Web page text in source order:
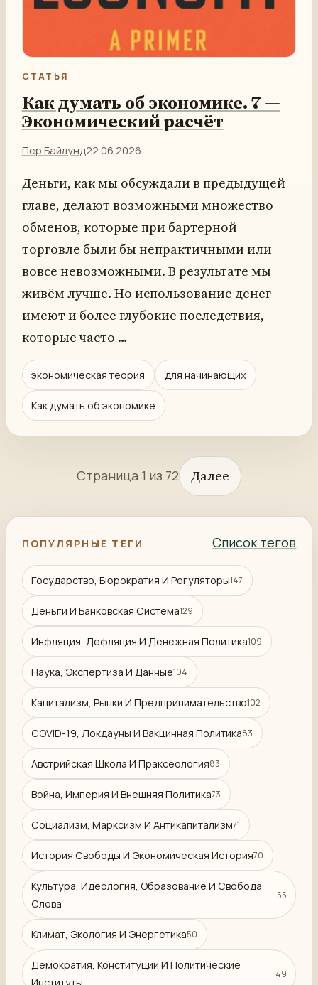
СТАТЬЯ
Как думать об экономике. 7 —
Экономический расчёт
Пер Байлунд22.06.2026
Деньги, как мы обсуждали в предыдущей
главе, делают возможными множество
обменов, которые при бартерной
торговле были бы непрактичными или
вовсе невозможными. В результате мы
живём лучше. Но использование денег
имеют и более глубокие последствия,
которые часто …
экономическая теория для начинающих
Как думать об экономике
Страница 1 из 72 Далее
ПОПУЛЯРНЫЕ ТЕГИ Список тегов
Государство, Бюрократия И Регуляторы147
Деньги И Банковская Система129
Инфляция, Дефляция И Денежная Политика109
Наука, Экспертиза И Данные104
Капитализм, Рынки И Предпринимательство102
COVID-19, Локдауны И Вакцинная Политика83
Австрийская Школа И Праксеология83
Война, Империя И Внешняя Политика73
Социализм, Марксизм И Антикапитализм71
История Свободы И Экономическая История70
Культура, Идеология, Образование И Свобода
Слова
55
Климат, Экология И Энергетика50
Демократия, Конституции И Политические
49